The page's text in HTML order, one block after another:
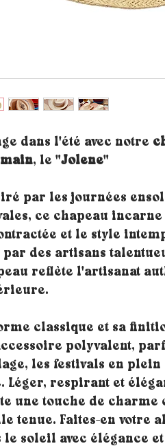
dans l'été avec notre
, le "Jolene"
par les journées
ce chapeau
et le style
par des artisans
reflète l'artisanat
classique et sa
polyvalent,
les festivals en plein
Léger, respirant et
une touche de charme
tenue. Faites-en votre
le soleil avec élégance